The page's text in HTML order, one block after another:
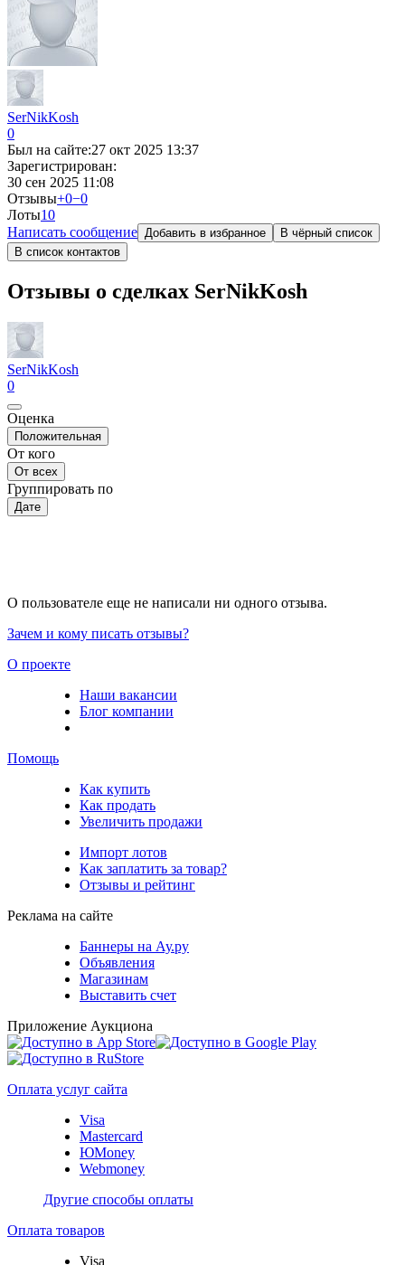
SerNikKosh
0
Был на сайте:27 окт 2025 13:37
Зарегистрирован:
30 сен 2025 11:08
Отзывы+0−0
Лоты10
Написать сообщение Добавить в избранное
В чёрный список
В список контактов
Отзывы о сделках SerNikKosh
SerNikKosh
0
Оценка
Положительная
От кого
От всех
Группировать по
Дате
О пользователе еще не написали ни одного отзыва.
Зачем и кому писать отзывы?
О проекте
Наши вакансии
Блог компании
Помощь
Как купить
Как продать
Увеличить продажи
Импорт лотов
Как заплатить за товар?
Отзывы и рейтинг
Реклама на сайте
Баннеры на Ау.ру
Объявления
Магазинам
Выставить счет
Приложение Аукциона
Оплата услуг сайта
Visa
Mastercard
ЮMoney
Webmoney
Другие способы оплаты
Оплата товаров
Visa